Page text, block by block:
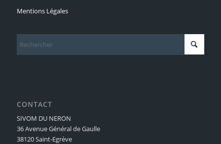
Mentions Légales
CONTACT
SIVOM DU NERON
36 Avenue Général de Gaulle
38120 Saint-Egrève